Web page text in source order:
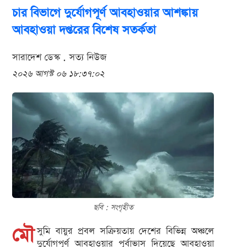
চার বিভাগে দুর্যোগপূর্ণ আবহাওয়ার আশঙ্কায়
আবহাওয়া দপ্তরের বিশেষ সতর্কতা
সারাদেশ ডেস্ক . সত্য নিউজ
২০২৬ আগস্ট ০৬ ১৮:৩৭:০২
ছবি : সংগৃহীত
মৌ সুমি বায়ুর প্রবল সক্রিয়তায় দেশের বিভিন্ন অঞ্চলে
দুর্যোগপূর্ণ আবহাওয়ার পূর্বাভাস দিয়েছে আবহাওয়া